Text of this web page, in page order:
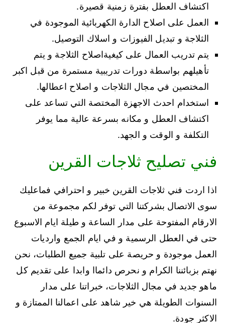
اكتشاف العطل بفترة زمنية قصيرة.
العمل على اصلاح الدارة الكهربائية الموجودة في
الثلاجة و تبديل الفيوزات و اسلاك التوصيل.
يتم تدريب العمال على كيغيةاصلاح الثلاجة و يتم
تأهيلهم بواسطة دورات تدريبية مستمرة من قبل اكبر
المختصين في مجال الثلاجات و اصلاح اعطالها.
استخدام احدث الاجهزة المختصة التي تساعد على
اكتشاف العطل و مكانه بسرعة عالية مما يوفر
التكلفة و الوقت و الجهد.
فني تصليح ثلاجات القرين
اذا اردت فني ثلاجات القرين خبير و احترافي فماعليك
سوى الاتصال بشركتنا التي توفر لكم مجموعة من
الارقام المفتوحة على مدار الساعة و طيلة ايام الاسبوع
حتى في العطل الرسمية و في ايام الجمع وارديات
العمل موجودة و حريصة على تلبية جميع الطلبات، نحن
نهتم بزبائننا الكرام و نحرص دائماا وابدا على تقديم كل
ماهو جديد في مجال الثلاجات، خبراتنا على مدار
السنوات الطويلة هي خير شاهد على اعمالنا الممتازة و
الاكثر جودة.